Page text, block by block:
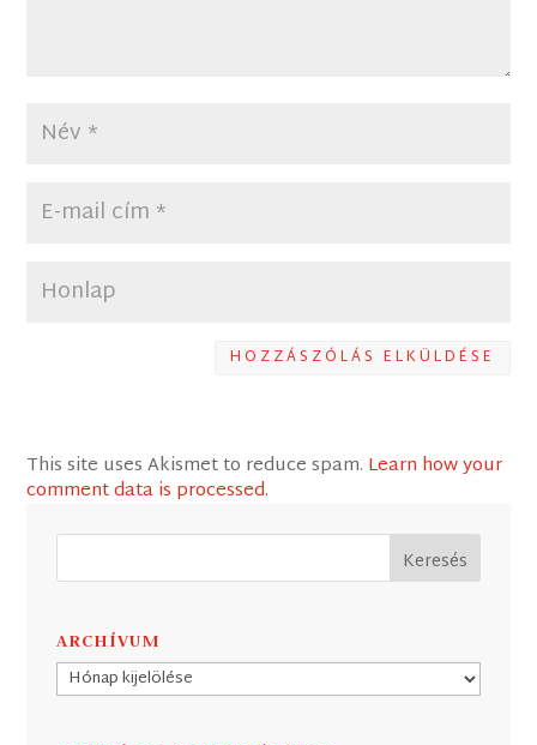
HOZZÁSZÓLÁS ELKÜLDÉSE
This site uses Akismet to reduce spam. Learn how your
comment data is processed.
ARCHÍVUM
Archívum